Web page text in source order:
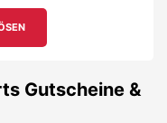
Gutscheine &